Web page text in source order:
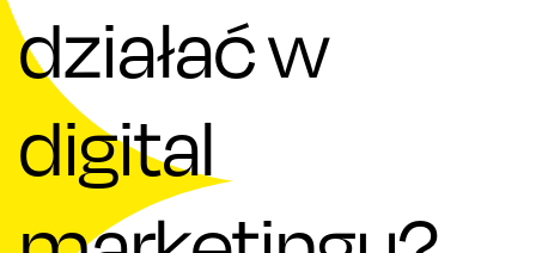
działać w
digital